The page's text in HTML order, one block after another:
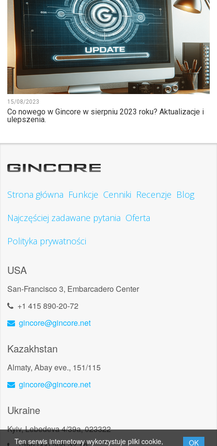
15/08/2023
Co nowego w Gincore w sierpniu 2023 roku? Aktualizacje i
ulepszenia.
Strona główna Funkcje Cenniki Recenzje Blog
Najczęściej zadawane pytania Oferta
Polityka prywatności
USA
San-Francisco 3, Embarcadero Center
+1 415 890-20-72
gincore@gincore.net
Kazakhstan
Almaty, Abay eve., 151/115
gincore@gincore.net
Ukraine
Kyiv, Lebedeva 4/39a, 023322
Ten serwis internetowy wykorzystuje pliki cookie,
OK